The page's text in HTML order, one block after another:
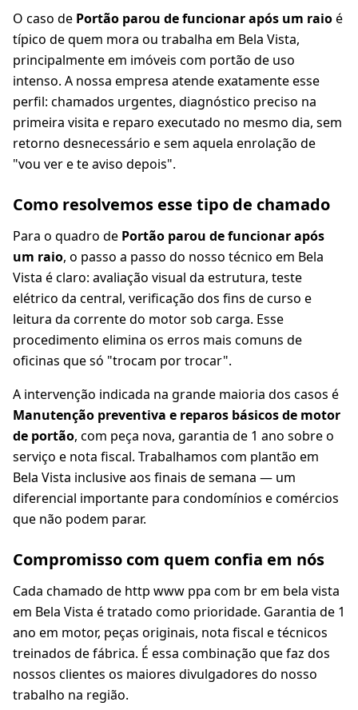
O caso de Portão parou de funcionar após um raioé
típico de quem mora ou trabalha em Bela Vista,
principalmente em imóveis com portão de uso
intenso. A nossa empresa atende exatamente esse
perfil: chamados urgentes, diagnóstico preciso na
primeira visita e reparo executado no mesmo dia, sem
retorno desnecessário e sem aquela enrolação de
"vou ver e te aviso depois".
Como resolvemos esse tipo de chamado
Para o quadro de Portão parou de funcionar após
um raio, o passo a passo do nosso técnico em Bela
Vista é claro: avaliação visual da estrutura, teste
elétrico da central, verificação dos fins de curso e
leitura da corrente do motor sob carga. Esse
procedimento elimina os erros mais comuns de
oficinas que só "trocam por trocar".
A intervenção indicada na grande maioria dos casos é
Manutenção preventiva e reparos básicos de motor
de portão, com peça nova, garantia de 1 ano sobre o
serviço e nota fiscal. Trabalhamos com plantão em
Bela Vista inclusive aos finais de semana — um
diferencial importante para condomínios e comércios
que não podem parar.
Compromisso com quem confia em nós
Cada chamado de http www ppa com br em bela vista
em Bela Vista é tratado como prioridade. Garantia de 1
ano em motor, peças originais, nota fiscal e técnicos
treinados de fábrica. É essa combinação que faz dos
nossos clientes os maiores divulgadores do nosso
trabalho na região.